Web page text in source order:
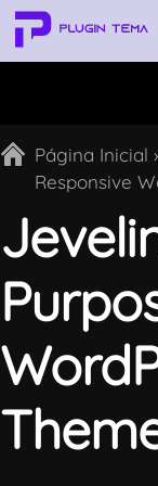
Página Inicial
Responsive